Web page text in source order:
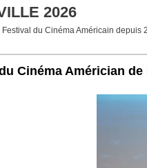
2026
du Cinéma Américain
Cinéma Américian de